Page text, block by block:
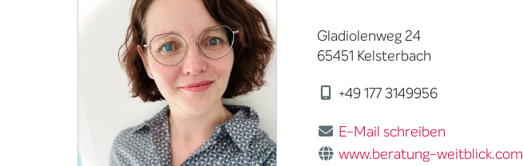
Gladiolenweg 24
65451 Kelsterbach
+49 177 3149956
E-Mail schreiben
www.beratung-weitblick.com